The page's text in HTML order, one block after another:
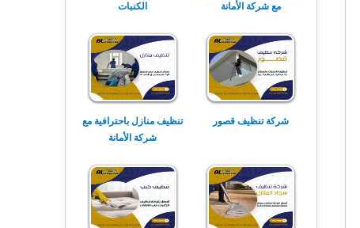
مع شركة الأمانة
الكنبات
شركة تنظيف قصور
تنظيف منازل باحترافية مع
شركة الأمانة